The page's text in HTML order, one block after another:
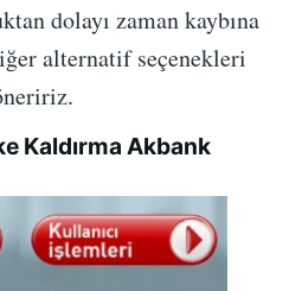
dolayı zaman kaybına
alternatif seçenekleri
Kaldırma Akbank